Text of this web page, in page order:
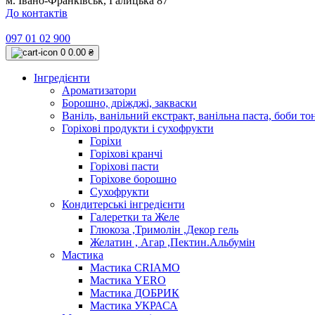
До контактів
097 01 02 900
0 0.00 ₴
Інгредієнти
Ароматизатори
Борошно, дріжджі, закваски
Ваніль, ванільний екстракт, ванільна паста, боби
Горіхові продукти і сухофрукти
Горіхи
Горіхові кранчі
Горіхові пасти
Горіхове борошно
Сухофрукти
Кондитерські інгредієнти
Галеретки та Желе
Глюкоза ,Тримолін ,Декор гель
Желатин , Агар ,Пектин.Альбумін
Мастика
Мастика CRIAMO
Мастика YERO
Мастика ДОБРИК
Мастика УКРАСА